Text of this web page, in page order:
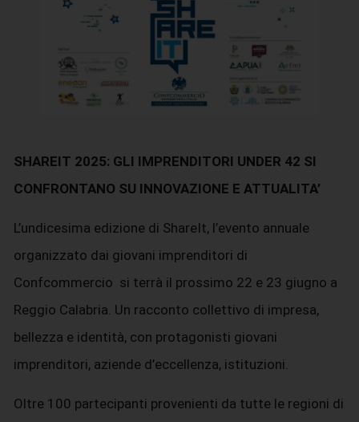
SHAREIT 2025: GLI IMPRENDITORI UNDER 42 SI
CONFRONTANO SU INNOVAZIONE E ATTUALITA’
L’undicesima edizione di ShareIt, l’evento annuale
organizzato dai giovani imprenditori di
Confcommercio si terrà il prossimo 22 e 23 giugno a
Reggio Calabria. Un racconto collettivo di impresa,
bellezza e identità, con protagonisti giovani
imprenditori, aziende d’eccellenza, istituzioni.
Oltre 100 partecipanti provenienti da tutte le regioni di